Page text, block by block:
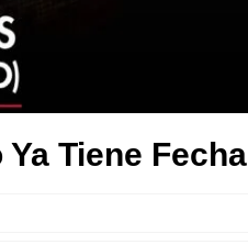
Tiene Fecha